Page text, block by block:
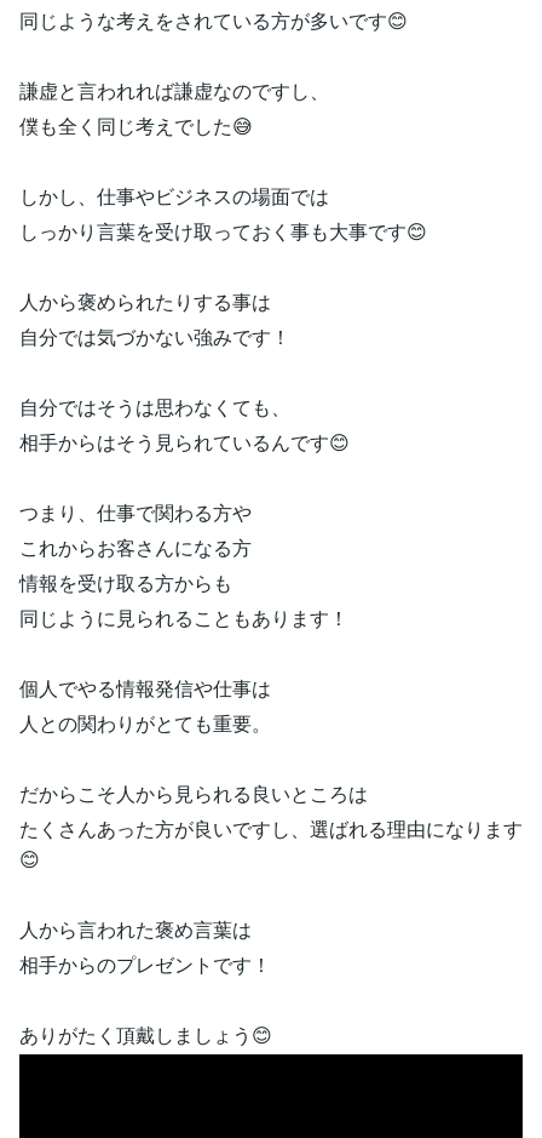
同じような考えをされている方が多いです😊⁡
⁡謙虚と言われれば謙虚なのですし、⁡
⁡僕も全く同じ考えでした😅⁡
⁡しかし、仕事やビジネスの場面では⁡
⁡しっかり言葉を受け取っておく事も大事です😊⁡
人から褒められたりする事は⁡⁡
⁡自分では気づかない強みです！⁡
⁡自分ではそうは思わなくても、⁡
⁡相手からはそう見られているんです😊⁡
⁡つまり、仕事で関わる方や⁡
これからお客さんになる方⁡
⁡情報を受け取る方からも⁡
⁡同じように見られることもあります！⁡
⁡個人でやる情報発信や仕事は⁡
⁡人との関わりがとても重要。⁡
だからこそ人から見られる良いところは⁡
⁡たくさんあった方が良いですし、⁡選ばれる理由になります
😊⁡
⁡人から言われた褒め言葉は⁡
⁡相手からのプレゼントです！⁡
ありがたく頂戴しましょう😊⁡